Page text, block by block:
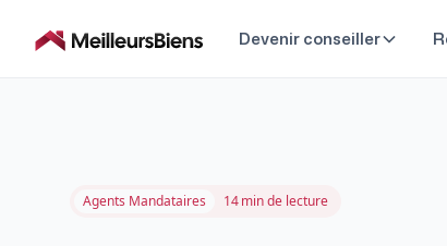
Devenir conseiller
Agents Mandataires 14min de lecture